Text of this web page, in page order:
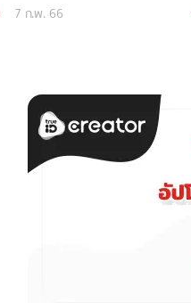
7 ก.พ. 66